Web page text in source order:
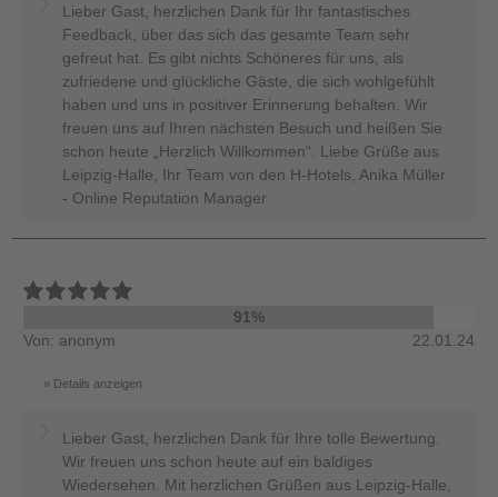
Lieber Gast, herzlichen Dank für Ihr fantastisches
Feedback, über das sich das gesamte Team sehr
gefreut hat. Es gibt nichts Schöneres für uns, als
zufriedene und glückliche Gäste, die sich wohlgefühlt
haben und uns in positiver Erinnerung behalten. Wir
freuen uns auf Ihren nächsten Besuch und heißen Sie
schon heute „Herzlich Willkommen“. Liebe Grüße aus
Leipzig-Halle, Ihr Team von den H-Hotels, Anika Müller
- Online Reputation Manager
91%
Von: anonym
22.01.24
Details anzeigen
Lieber Gast, herzlichen Dank für Ihre tolle Bewertung.
Wir freuen uns schon heute auf ein baldiges
Wiedersehen. Mit herzlichen Grüßen aus Leipzig-Halle,